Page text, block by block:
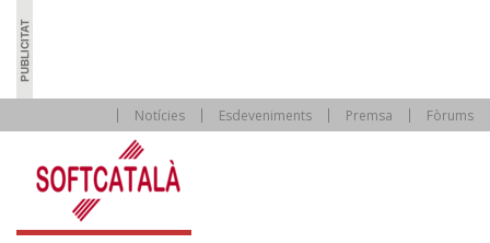
Notícies Esdeveniments Premsa Fòrums